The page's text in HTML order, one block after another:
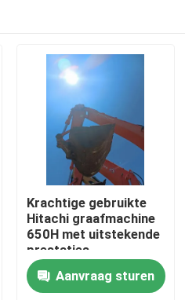
Krachtige gebruikte
Hitachi graafmachine
650H met uitstekende
prestaties
Aanvraag sturen